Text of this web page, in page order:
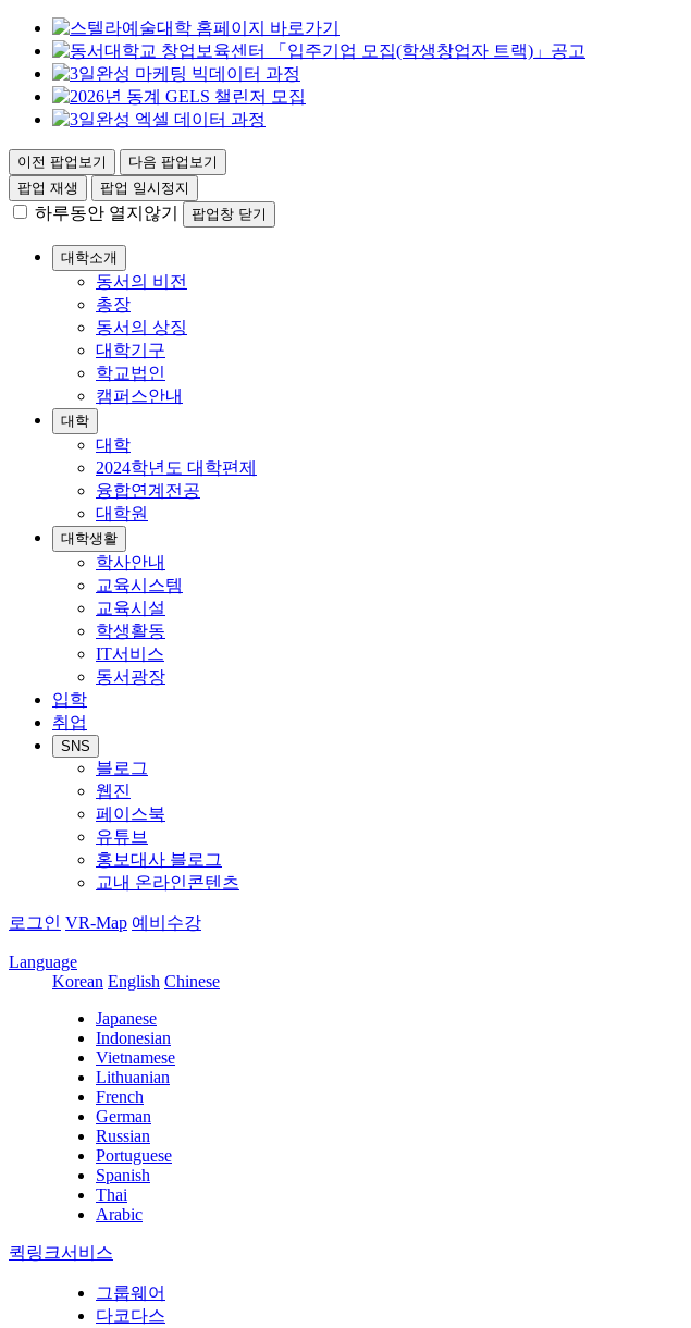
이전 팝업보기
다음 팝업보기
팝업 재생
팝업 일시정지
하루동안 열지않기 팝업창 닫기
대학소개
동서의 비전
총장
동서의 상징
대학기구
학교법인
캠퍼스안내
대학
대학
2024학년도 대학편제
융합연계전공
대학원
대학생활
학사안내
교육시스템
교육시설
학생활동
IT서비스
동서광장
입학
취업
SNS
블로그
웹진
페이스북
유튜브
홍보대사 블로그
교내 온라인콘텐츠
로그인 VR-Map 예비수강
Language
Korean English Chinese
Japanese
Indonesian
Vietnamese
Lithuanian
French
German
Russian
Portuguese
Spanish
Thai
Arabic
퀵링크서비스
그룹웨어
다코다스